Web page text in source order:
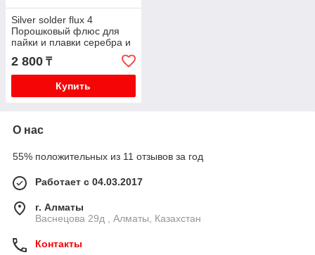
Silver solder flux 4
Порошковый флюс для
пайки и плавки серебра и
медных сплавов
2 800 ₸
Купить
О нас
55% положительных из 11 отзывов за год
Работает с 04.03.2017
г. Алматы
Васнецова 29д , Алматы, Казахстан
Контакты